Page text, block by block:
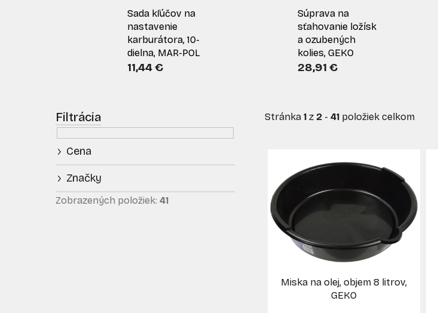
Sada kľúčov na
nastavenie
karburátora, 10-
dielna, MAR-POL
11,44 €
Súprava na
sťahovanie ložísk
a ozubených
kolies, GEKO
28,91 €
o
a
Cena
Značky
Zobrazených položiek: 41
Stránka 1 z 2 - 41 položiek celkom
s
Miska na olej, objem 8 litrov,
GEKO